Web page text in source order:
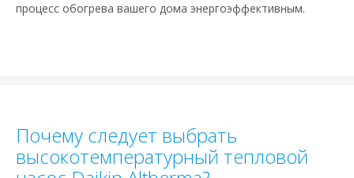
процесс обогрева вашего дома энергоэффективным.
Почему следует выбрать
высокотемпературный тепловой